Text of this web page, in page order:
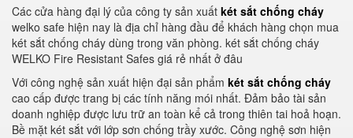
Các cửa hàng đại lý của công ty sản xuất két sắt chống cháy
welko safe hiện nay là địa chỉ hàng đầu để khách hàng chọn mua
két sắt chống cháy dùng trong văn phòng. két sắt chống cháy
WELKO Fire Resistant Safes giá rẻ nhất ở đâu
Với công nghệ sản xuất hiện đại sản phẩm két sắt chống cháy
cao cấp được trang bị các tính năng mói nhất. Đảm bảo tài sản
doanh nghiệp được lưu trữ an toàn kể cả trong thiên tai hoả hoạn.
Bề mặt két sắt với lớp sơn chống trầy xước. Công nghệ sơn hiện